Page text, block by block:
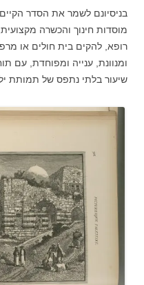
בניסיונם לשמר את הסדר
מוסדות חינוך והכשרה
רופא, להקים בית חולים או
ומנוונת, ענייה ומפוחדת, עם
שיעור בלתי נתפס של תמותת